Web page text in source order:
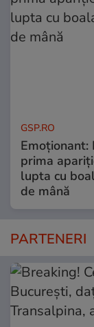
GSP.RO
Emoționant:
prima
lupta cu
de mână
PARTENERI